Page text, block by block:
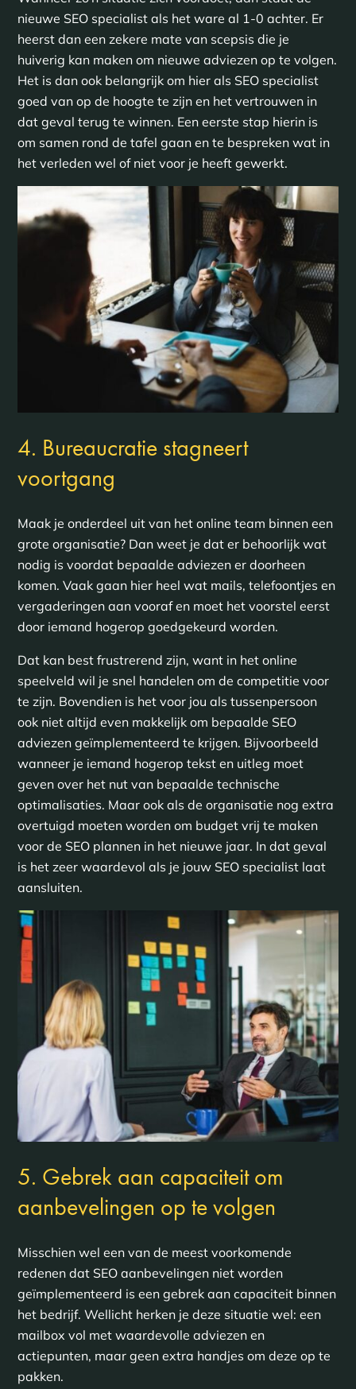
nieuwe SEO specialist als het ware al 1-0 achter. Er
heerst dan een zekere mate van scepsis die je
huiverig kan maken om nieuwe adviezen op te volgen.
Het is dan ook belangrijk om hier als SEO specialist
goed van op de hoogte te zijn en het vertrouwen in
dat geval terug te winnen. Een eerste stap hierin is
om samen rond de tafel gaan en te bespreken wat in
het verleden wel of niet voor je heeft gewerkt.
4. Bureaucratie stagneert
voortgang
Maak je onderdeel uit van het online team binnen een
grote organisatie? Dan weet je dat er behoorlijk wat
nodig is voordat bepaalde adviezen er doorheen
komen. Vaak gaan hier heel wat mails, telefoontjes en
vergaderingen aan vooraf en moet het voorstel eerst
door iemand hogerop goedgekeurd worden.
Dat kan best frustrerend zijn, want in het online
speelveld wil je snel handelen om de competitie voor
te zijn. Bovendien is het voor jou als tussenpersoon
ook niet altijd even makkelijk om bepaalde SEO
adviezen geïmplementeerd te krijgen. Bijvoorbeeld
wanneer je iemand hogerop tekst en uitleg moet
geven over het nut van bepaalde technische
optimalisaties. Maar ook als de organisatie nog extra
overtuigd moeten worden om budget vrij te maken
voor de SEO plannen in het nieuwe jaar. In dat geval
is het zeer waardevol als je jouw SEO specialist laat
aansluiten.
5. Gebrek aan capaciteit om
aanbevelingen op te volgen
Misschien wel een van de meest voorkomende
redenen dat SEO aanbevelingen niet worden
geïmplementeerd is een gebrek aan capaciteit binnen
het bedrijf. Wellicht herken je deze situatie wel: een
mailbox vol met waardevolle adviezen en
actiepunten, maar geen extra handjes om deze op te
pakken.